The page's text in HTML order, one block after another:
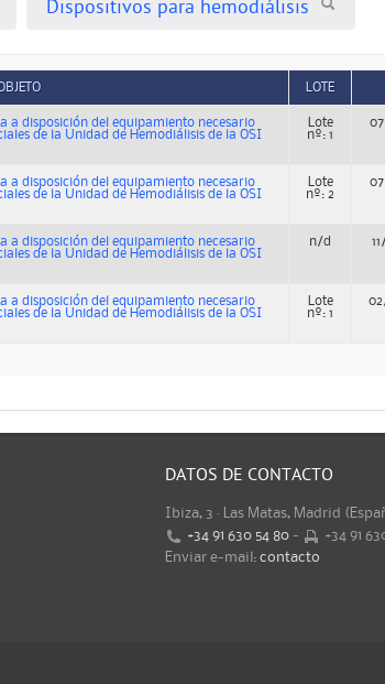
Dispositivos para hemodiálisis
LOTE
a disposición del equipamiento necesario
de la Unidad de Hemodiálisis de la OSI
Lote
nº: 1
a disposición del equipamiento necesario
de la Unidad de Hemodiálisis de la OSI
Lote
nº: 2
a disposición del equipamiento necesario
de la Unidad de Hemodiálisis de la OSI
n/d
a disposición del equipamiento necesario
de la Unidad de Hemodiálisis de la OSI
Lote
nº: 1
DATOS DE CONTACTO
Ibiza, 3 · Las Matas, Madrid
+34 91 630 54 80 -
+34 91
Enviar e-mail: contacto